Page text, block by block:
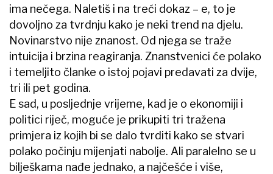
ima nečega. Naletiš i na treći dokaz – e, to je
dovoljno za tvrdnju kako je neki trend na djelu.
Novinarstvo nije znanost. Od njega se traže
intuicija i brzina reagiranja. Znanstvenici će polako
i temeljito članke o istoj pojavi predavati za dvije,
tri ili pet godina.
E sad, u posljednje vrijeme, kad je o ekonomiji i
politici riječ, moguće je prikupiti tri tražena
primjera iz kojih bi se dalo tvrditi kako se stvari
polako počinju mijenjati nabolje. Ali paralelno se u
bilješkama nađe jednako, a najčešće i više,